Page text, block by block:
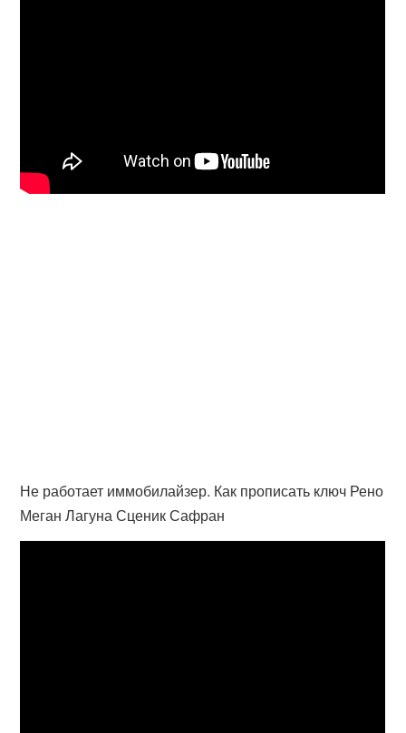
Не работает иммобилайзер. Как прописать ключ Рено
Меган Лагуна Сценик Сафран